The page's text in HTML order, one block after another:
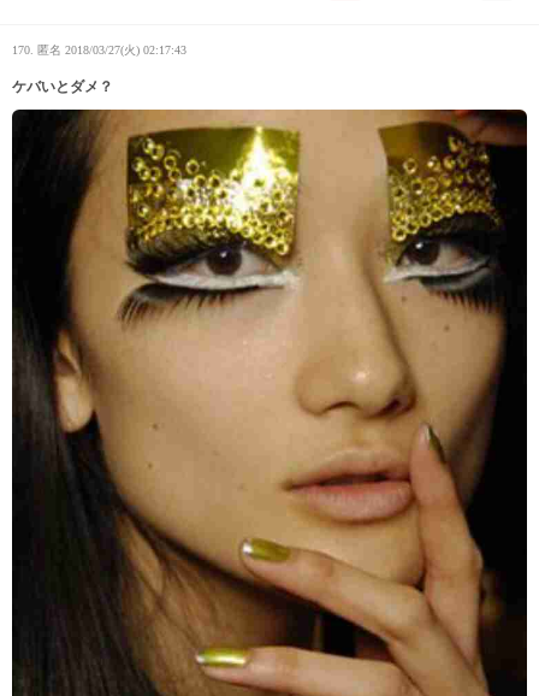
170. 匿名 2018/03/27(火) 02:17:43
ケバいとダメ？